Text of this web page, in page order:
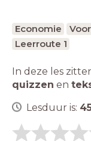
Economie
Leerroute 1
In deze les
quizzen en
Lesduur is: